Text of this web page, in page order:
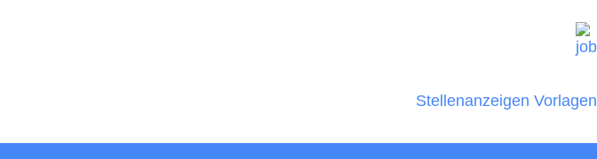
Stellenanzeigen Vorlagen